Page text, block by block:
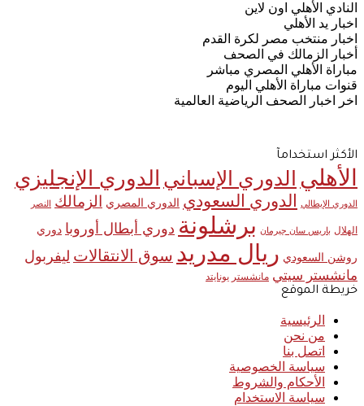
النادي الأهلي اون لاين
اخبار يد الأهلي
اخبار منتخب مصر لكرة القدم
أخبار الزمالك في الصحف
مباراة الأهلي المصري مباشر
قنوات مباراة الأهلي اليوم
اخر اخبار الصحف الرياضية العالمية
الأكثر استخدامآ
الأهلي الدوري الإسباني الدوري الإنجليزي
الدوري الإيطالي الدوري السعودي الدوري المصري الزمالك النصر
الهلال باريس سان جيرمان برشلونة دوري أبطال أوروبا دوري
روشن السعودي ريال مدريد سوق الانتقالات ليفربول
مانشستر سيتي مانشستر يونايتد
خريطة الموقع
الرئيسية
من نحن
اتصل بنا
سياسة الخصوصية
الأحكام والشروط
سياسة الاستخدام